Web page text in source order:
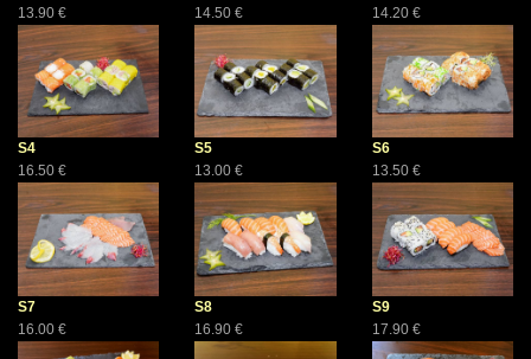
13.90 €
14.50 €
14.20 €
S4
16.50 €
S5
13.00 €
S6
13.50 €
S7
16.00 €
S8
16.90 €
S9
17.90 €